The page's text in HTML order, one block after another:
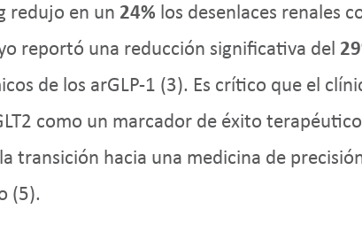
redujo en un 24% los desenlaces renales
reportó una reducción significativa del
de los arGLP-1 (3). Es crítico que el
como un marcador de éxito
transición hacia una medicina de
(5).